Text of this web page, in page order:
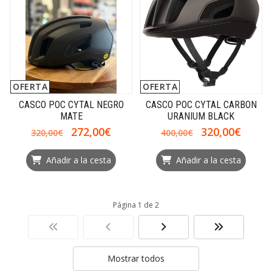
OFERTA
CASCO POC CYTAL NEGRO
MATE
320,00€
272,00€
Añadir a la cesta
OFERTA
CASCO POC CYTAL CARBON
URANIUM BLACK
400,00€
320,00€
Añadir a la cesta
Página 1 de 2
Mostrar todos